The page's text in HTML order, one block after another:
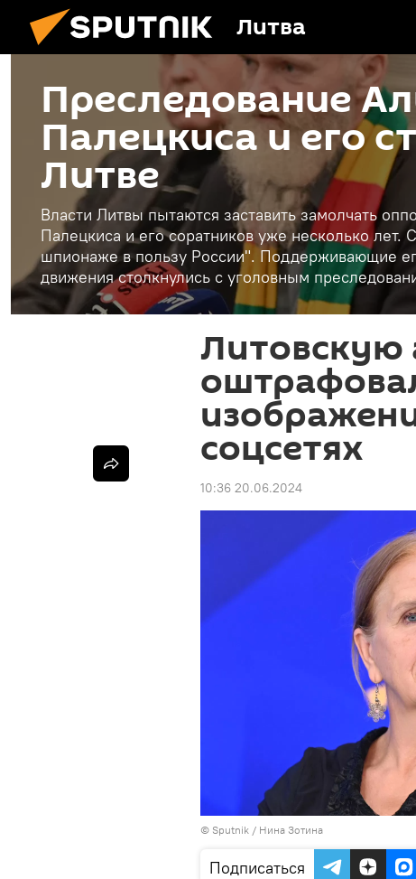
Литва
Преследование
Палецкиса и его
Литве
Власти Литвы пытаются заставить замолчать
Палецкиса и его соратников уже несколько
шпионаже в пользу России". Поддерживающие
движения столкнулись с уголовным
Литовскую
соцсетях
10:36 20.06.2024
© Sputnik / Нина Зотина
Подписаться